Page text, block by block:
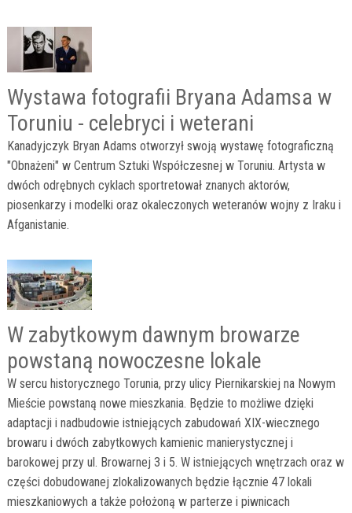
Wystawa fotografii Bryana Adamsa w
Toruniu - celebryci i weterani
Kanadyjczyk Bryan Adams otworzył swoją wystawę fotograficzną
"Obnażeni" w Centrum Sztuki Współczesnej w Toruniu. Artysta w
dwóch odrębnych cyklach sportretował znanych aktorów,
piosenkarzy i modelki oraz okaleczonych weteranów wojny z Iraku i
Afganistanie.
W zabytkowym dawnym browarze
powstaną nowoczesne lokale
W sercu historycznego Torunia, przy ulicy Piernikarskiej na Nowym
Mieście powstaną nowe mieszkania. Będzie to możliwe dzięki
adaptacji i nadbudowie istniejących zabudowań XIX-wiecznego
browaru i dwóch zabytkowych kamienic manierystycznej i
barokowej przy ul. Browarnej 3 i 5. W istniejących wnętrzach oraz w
części dobudowanej zlokalizowanych będzie łącznie 47 lokali
mieszkaniowych a także położoną w parterze i piwnicach